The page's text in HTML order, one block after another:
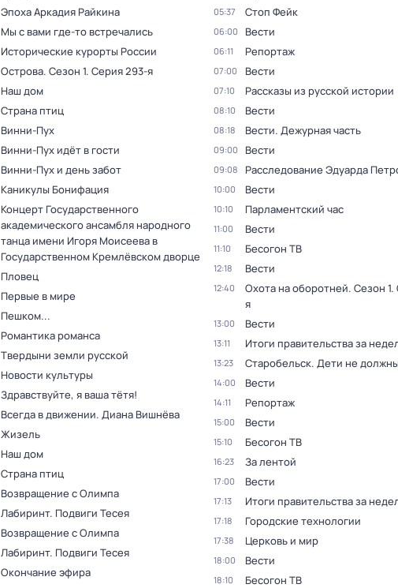
Эпоха Аркадия Райкина
Мы с вами где-то встречались
Исторические курорты России
Острова. Сезон 1. Серия 293-я
Наш дом
Страна птиц
Винни-Пух
Винни-Пух идёт в гости
Винни-Пух и день забот
Каникулы Бонифация
Концерт Государственного
академического ансамбля народного
танца имени Игоря Моисеева в
Государственном Кремлёвском дворце
Пловец
Первые в мире
Пешком...
Романтика романса
Твердыни земли русской
Новости культуры
Здравствуйте, я ваша тётя!
Всегда в движении. Диана Вишнёва
Жизель
Наш дом
Страна птиц
Возвращение с Олимпа
Лабиринт. Подвиги Тесея
Возвращение с Олимпа
Лабиринт. Подвиги Тесея
Окончание эфира
05:37 Стоп Фейк
06:00 Вести
06:11 Репортаж
07:00 Вести
07:10 Рассказы из русской истории
08:10 Вести
08:18 Вести. Дежурная часть
09:00 Вести
09:08 Расследование Эдуарда
10:00 Вести
10:10 Парламентский час
11:00 Вести
11:10 Бесогон ТВ
12:18 Вести
12:40 Охота на оборотней. Сезон 1.
я
13:00 Вести
13:11 Итоги правительства за
13:23 Старобельск. Дети не
14:00 Вести
14:11 Репортаж
15:00 Вести
15:10 Бесогон ТВ
16:23 За лентой
17:00 Вести
17:13 Итоги правительства за
17:18 Городские технологии
17:38 Церковь и мир
18:00 Вести
18:10 Бесогон ТВ